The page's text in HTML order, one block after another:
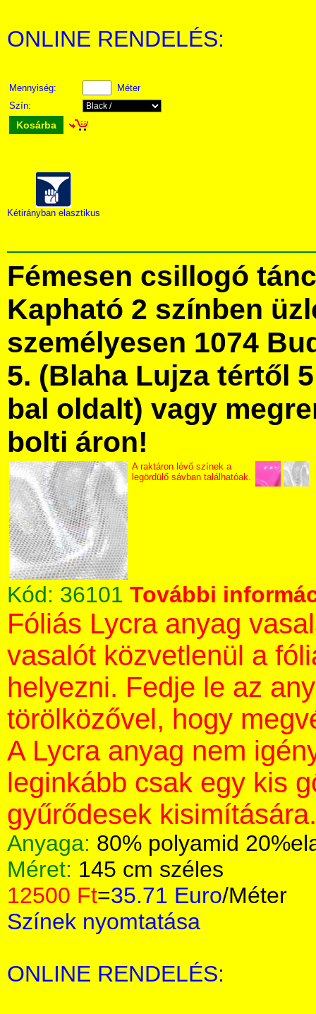
ONLINE RENDELÉS:
Mennyiség:
Méter
Szín:
Kosárba
Kétirányban elasztikus
Fémesen csillogó
Kapható 2 színben
személyesen 1074
5. (Blaha Lujza tértől
bal oldalt) vagy
bolti áron!
A raktáron lévő színek a
legördülő sávban találhatóak.
Kód: 36101 További
Fóliás Lycra anyag
vasalót közvetlenül a
helyezni. Fedje le az
törölközővel, hogy
A Lycra anyag nem
leginkább csak egy kis
gyűrődesek kisimítására.
Anyaga: 80% polyamid
Méret: 145 cm széles
12500 Ft=35.71 Euro/Méter
Színek nyomtatása
ONLINE RENDELÉS: